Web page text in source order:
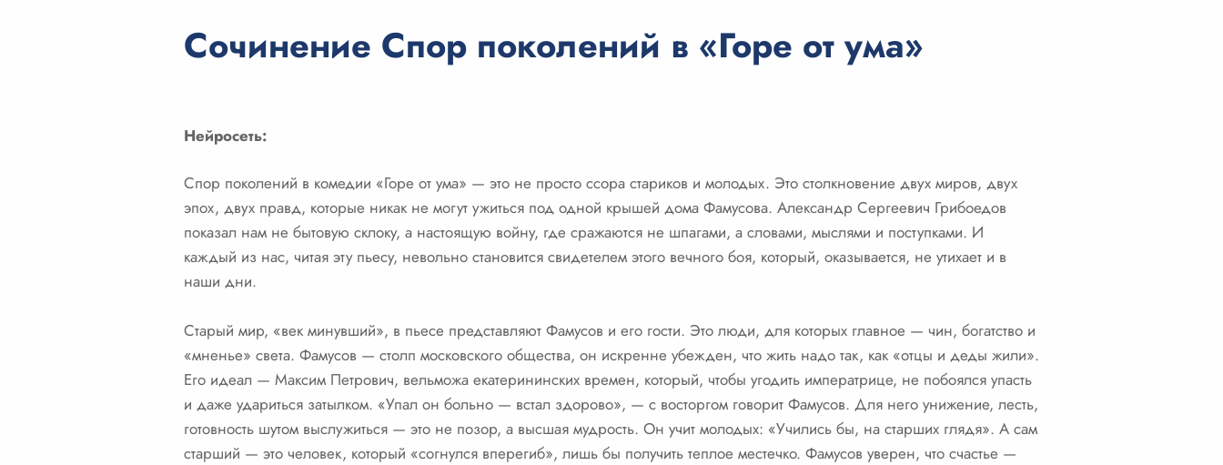
Сочинение Спор поколений в «Горе от ума»
Нейросеть:
Спор поколений в комедии «Горе от ума» — это не просто ссора стариков и молодых. Это столкновение двух миров, двух
эпох, двух правд, которые никак не могут ужиться под одной крышей дома Фамусова. Александр Сергеевич Грибоедов
показал нам не бытовую склоку, а настоящую войну, где сражаются не шпагами, а словами, мыслями и поступками. И
каждый из нас, читая эту пьесу, невольно становится свидетелем этого вечного боя, который, оказывается, не утихает и в
наши дни.
Старый мир, «век минувший», в пьесе представляют Фамусов и его гости. Это люди, для которых главное — чин, богатство и
«мненье» света. Фамусов — столп московского общества, он искренне убежден, что жить надо так, как «отцы и деды жили».
Его идеал — Максим Петрович, вельможа екатерининских времен, который, чтобы угодить императрице, не побоялся упасть
и даже удариться затылком. «Упал он больно — встал здорово», — с восторгом говорит Фамусов. Для него унижение, лесть,
готовность шутом выслужиться — это не позор, а высшая мудрость. Он учит молодых: «Учились бы, на старших глядя». А сам
старший — это человек, который «согнулся вперегиб», лишь бы получить теплое местечко. Фамусов уверен, что счастье —